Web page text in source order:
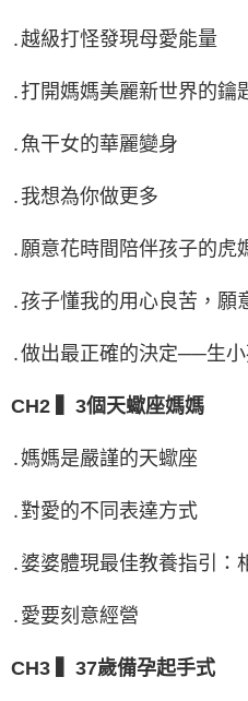
․越級打怪發現母愛能量
․打開媽媽美麗新世界的鑰
․魚干女的華麗變身
․我想為你做更多
․願意花時間陪伴孩子的虎
․孩子懂我的用心良苦，願
․做出最正確的決定──生
CH2 ▍3個天蠍座媽媽
․媽媽是嚴謹的天蠍座
․對愛的不同表達方式
․婆婆體現最佳教養指引：
․愛要刻意經營
CH3 ▍37歲備孕起手式